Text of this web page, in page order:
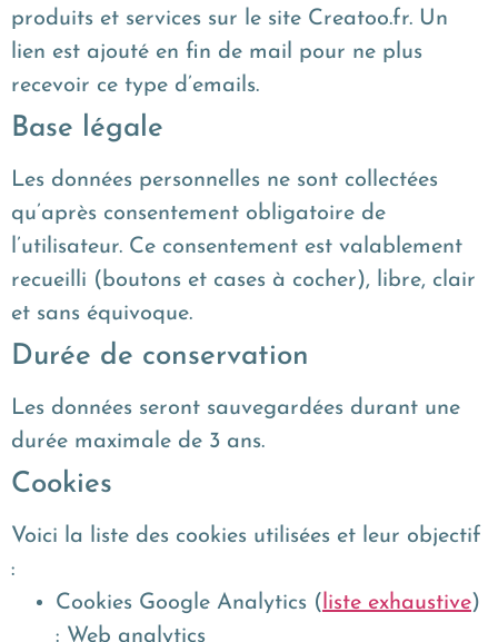
produits et services sur le site Creatoo.fr. Un
lien est ajouté en fin de mail pour ne plus
recevoir ce type d’emails.
Base légale
Les données personnelles ne sont collectées
qu’après consentement obligatoire de
l’utilisateur. Ce consentement est valablement
recueilli (boutons et cases à cocher), libre, clair
et sans équivoque.
Durée de conservation
Les données seront sauvegardées durant une
durée maximale de 3 ans.
Cookies
Voici la liste des cookies utilisées et leur objectif
:
Cookies Google Analytics (liste exhaustive)
: Web analytics